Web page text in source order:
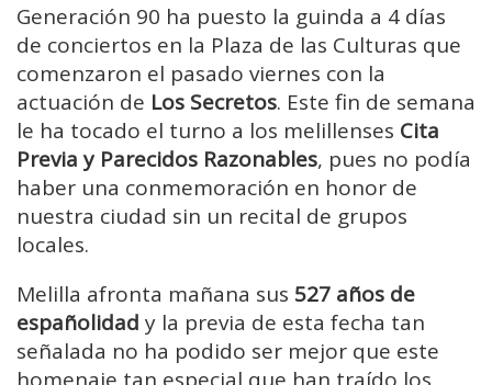
Generación 90 ha puesto la guinda a 4 días
de conciertos en la Plaza de las Culturas que
comenzaron el pasado viernes con la
actuación de Los Secretos. Este fin de semana
le ha tocado el turno a los melillenses Cita
Previa y Parecidos Razonables, pues no podía
haber una conmemoración en honor de
nuestra ciudad sin un recital de grupos
locales.
Melilla afronta mañana sus 527 años de
españolidad y la previa de esta fecha tan
señalada no ha podido ser mejor que este